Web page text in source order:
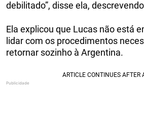
debilitado”, disse ela,
Ela explicou que Lucas não está
lidar com os procedimentos
retornar sozinho à Argentina.